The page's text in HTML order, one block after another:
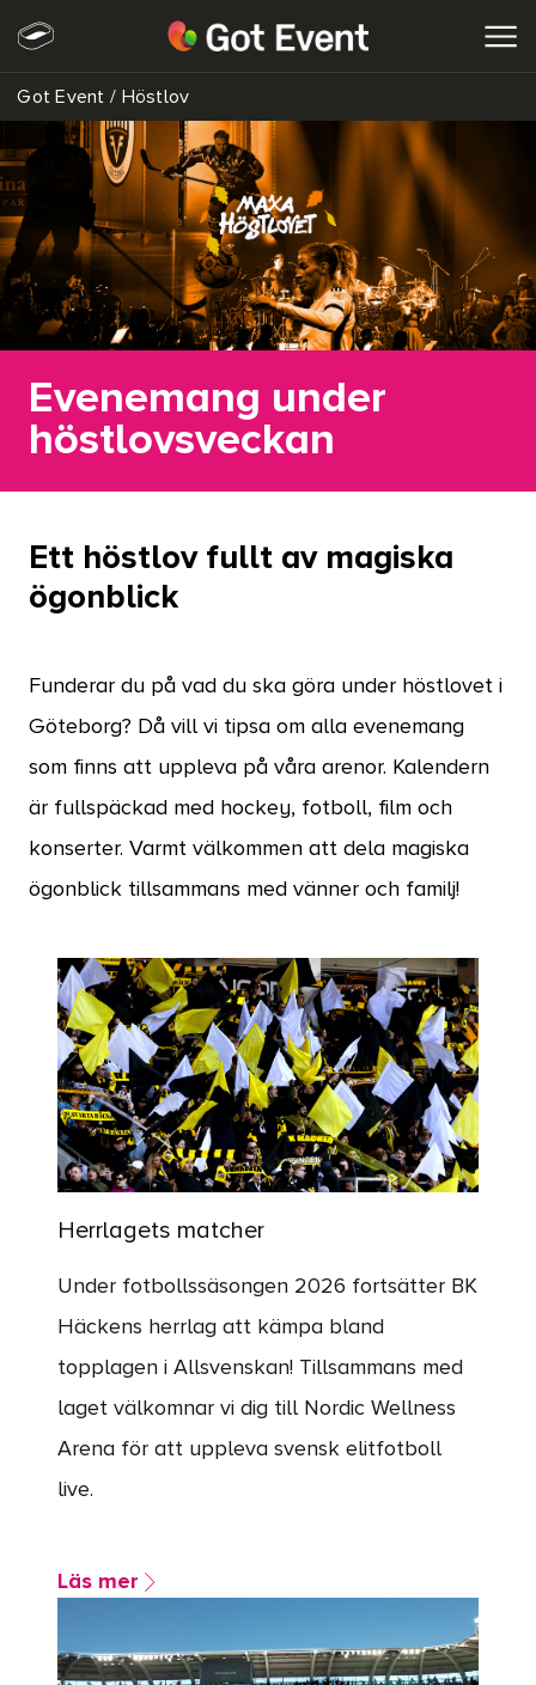
Got Event / Höstlov
Evenemang under
höstlovsveckan
Ett höstlov fullt av magiska
ögonblick
Funderar du på vad du ska göra under höstlovet i
Göteborg? Då vill vi tipsa om alla evenemang
som finns att uppleva på våra arenor. Kalendern
är fullspäckad med hockey, fotboll, film och
konserter. Varmt välkommen att dela magiska
ögonblick tillsammans med vänner och familj!
Herrlagets matcher
Under fotbollssäsongen 2026 fortsätter BK
Häckens herrlag att kämpa bland
topplagen i Allsvenskan! Tillsammans med
laget välkomnar vi dig till Nordic Wellness
Arena för att uppleva svensk elitfotboll
live.
Läs mer